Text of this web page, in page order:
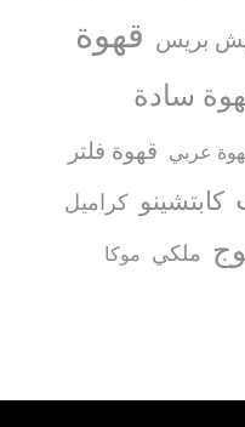
بريس قهوة
سادة
عربي قهوة فلتر
كابتشينو كراميل
ملكي موكا